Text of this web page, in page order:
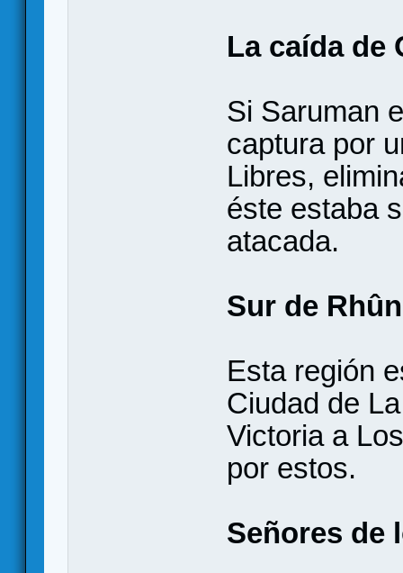
La caída de
Si Saruman
captura por
Libres,
éste estaba
atacada.
Sur de Rhûn
Esta región
Ciudad de
Victoria a
por estos.
Señores de